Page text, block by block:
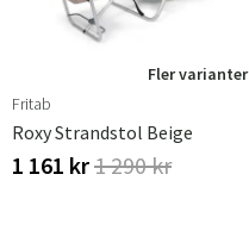
Fler varianter
Fritab
Roxy Strandstol Beige
1 161 kr1 290 kr